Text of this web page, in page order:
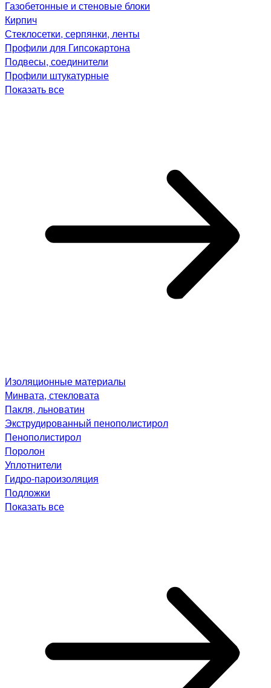
Газобетонные и стеновые блоки
Кирпич
Стеклосетки, серпянки, ленты
Профили для Гипсокартона
Подвесы, соединители
Профили штукатурные
Показать все
Изоляционные материалы
Минвата, стекловата
Пакля, льноватин
Экструдированный пенополистирол
Пенополистирол
Поролон
Уплотнители
Гидро-пароизоляция
Подложки
Показать все